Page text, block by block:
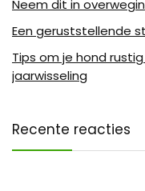
Neem dit in
Een geruststellende
Tips om je hond
jaarwisseling
Recente reacties